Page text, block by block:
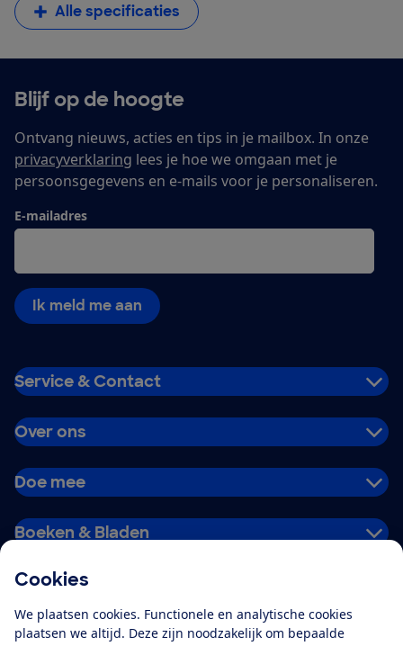
Cookies
We plaatsen cookies. Functionele en analytische cookies
plaatsen we altijd. Deze zijn noodzakelijk om bepaalde
Alle specificaties
Blijf op de hoogte
Ontvang nieuws, acties en tips in je mailbox. In onze
privacyverklaring lees je hoe we omgaan met je
persoonsgegevens en e-mails voor je personaliseren.
E-mailadres
Ik meld me aan
Service & Contact
Over ons
Doe mee
Boeken & Bladen